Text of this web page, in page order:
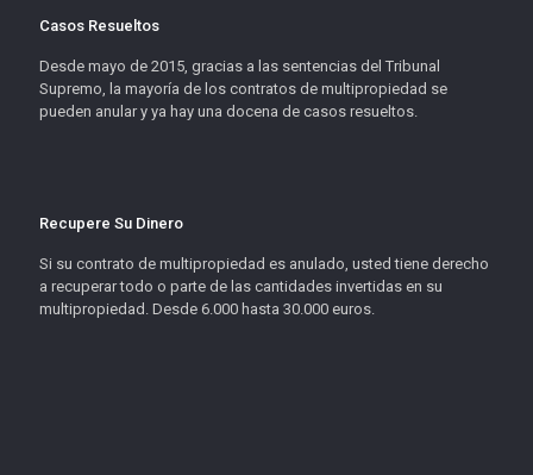
Casos Resueltos
Desde mayo de 2015, gracias a las sentencias del Tribunal
Supremo, la mayoría de los contratos de multipropiedad se
pueden anular y ya hay una docena de casos resueltos.
Recupere Su Dinero
Si su contrato de multipropiedad es anulado, usted tiene derecho
a recuperar todo o parte de las cantidades invertidas en su
multipropiedad. Desde 6.000 hasta 30.000 euros.